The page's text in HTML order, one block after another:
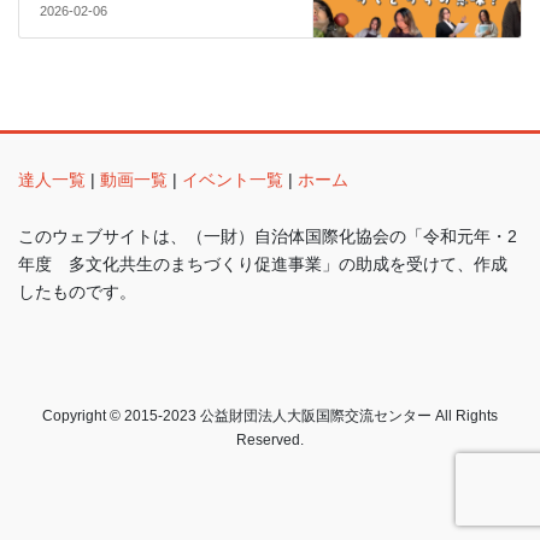
2026-02-06
達人一覧 | 動画一覧 | イベント一覧 | ホーム
このウェブサイトは、（一財）自治体国際化協会の「令和元年・2
年度 多文化共生のまちづくり促進事業」の助成を受けて、作成
したものです。
Copyright © 2015-2023 公益財団法人大阪国際交流センター All Rights
Reserved.